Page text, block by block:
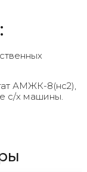
АМЖК-8(нс2),
с/х машины.